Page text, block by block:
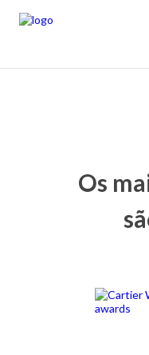
Os